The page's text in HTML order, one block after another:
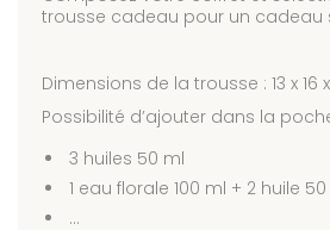
trousse cadeau pour un cadeau
Dimensions de la trousse : 13 x 16
Possibilité d’ajouter dans la
3 huiles 50 ml
1 eau florale 100 ml + 2 huile
…